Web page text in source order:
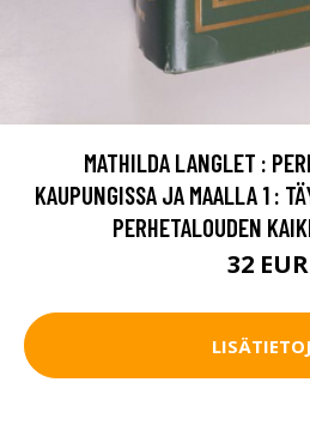
MATHILDA LANGLET :
KAUPUNGISSA JA MAALLA 1 :
PERHETALOUDEN
32 EUR